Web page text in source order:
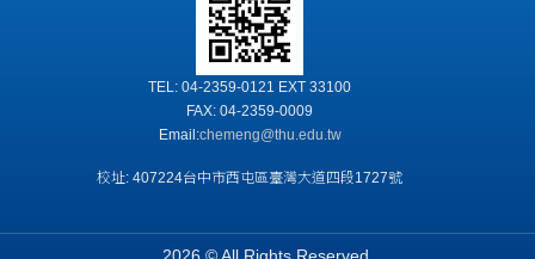
TEL: 04-2359-0121 EXT 33100
FAX: 04-2359-0009
Email:chemeng@thu.edu.tw
校址: 407224台中市西屯區臺灣大道四段1727號